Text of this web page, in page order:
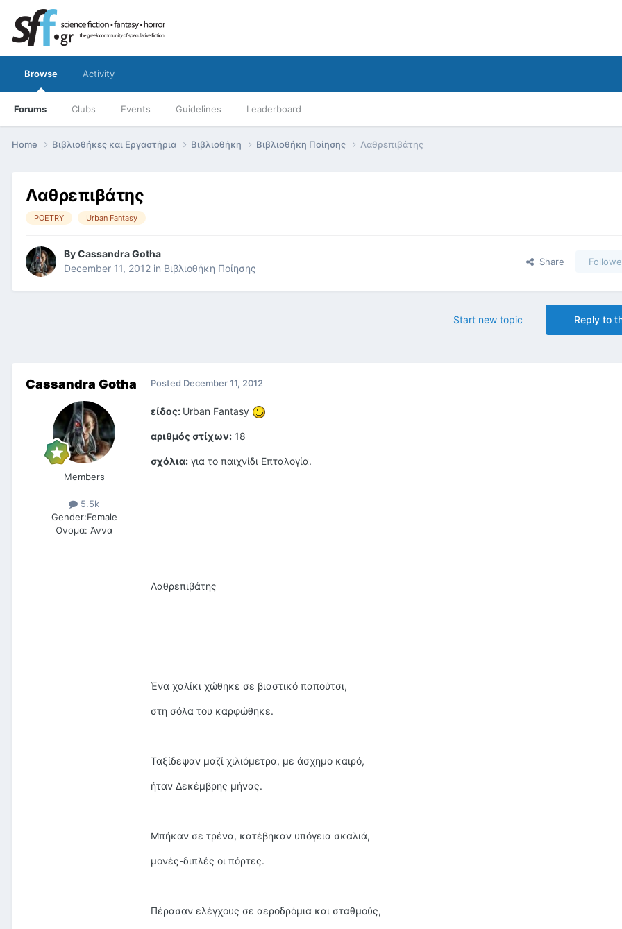
Browse
Forums Clubs Events Guidelines Leaderboard
Activity
Home Βιβλιοθήκες και Εργαστήρια Βιβλιοθήκη Βιβλιοθήκη Ποίησης Λαθρεπιβάτης
Λαθρεπιβάτης
POETRY Urban Fantasy
ByCassandra Gotha
December 11, 2012 in Βιβλιοθήκη Ποίησης
Share
Reply to
Start new topic
Cassandra Gotha
Members
5.5k
Gender:Female
Όνομα: Άννα
Posted December 11, 2012
είδος: Urban Fantasy
αριθμός στίχων: 18
σχόλια: για το παιχνίδι Επταλογία.
Λαθρεπιβάτης
Ένα χαλίκι χώθηκε σε βιαστικό παπούτσι,
στη σόλα του καρφώθηκε.
Ταξίδεψαν μαζί χιλιόμετρα, με άσχημο καιρό,
ήταν Δεκέμβρης μήνας.
Μπήκαν σε τρένα, κατέβηκαν υπόγεια σκαλιά,
μονές-διπλές οι πόρτες.
Πέρασαν ελέγχους σε αεροδρόμια και σταθμούς,